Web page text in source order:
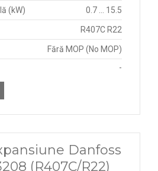
(kW) 0.7 ... 15.5
R407C R22
Fără MOP (No MOP)
-
Danfoss
(R407C/R22)